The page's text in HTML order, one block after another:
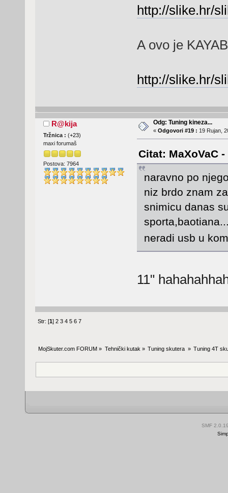
http://slike.hr/
A ovo je
http://slike.hr/
R@kija
Tržnica : (+23)
maxi forumaš
Postova: 7964
Odg: Tuning kineza...
« Odgovori #19 : 19 Rujan,
Citat: MaXoVaC
naravno po
niz brdo znam
snimicu danas
neradi usb u
11"
Str: [1]2 3 4 5 6 7
MojSkuter.com FORUM » Tehnički kutak » Tuning skutera » Tuning 4T
SMF